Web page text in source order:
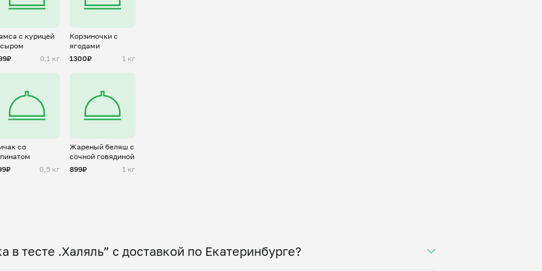
с курицей
0,1 кг
Корзиночки с
ягодами
1300₽
1 кг
со
0,5 кг
Жареный беляш с
сочной говядиной
899₽
1 кг
в тесте .Халяль” с доставкой по Екатеринбурге?